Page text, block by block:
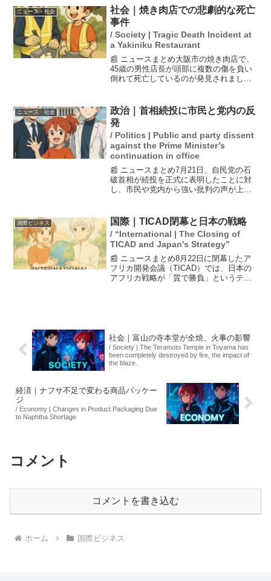
の住民は避難を促されており、和平案に
対する不満も高まってい...
ニュース・社会
社会｜焼き肉店での悲劇的な死亡
事件
/ Society | Tragic Death Incident at
a Yakiniku Restaurant
📰 ニュースまとめ大阪市の焼き肉店で、
45歳の男性店長が頭部に複数の傷を負い
倒れて死亡しているのが発見されまし
を調査しています。この事件は地域に衝
撃を与えており、詳細...
ニュース・社会
政治｜首相続投に市民と党内の反
発
/ Politics | Public and party dissent
against the Prime Minister’s
continuation in office
📰 ニュースまとめ7月21日、自民党の石
破首相が続投を正式に表明したことに対
し、市民や党内から強い批判の声が上が
党・河野太郎氏は森山幹事長に辞任を要
求する事態となった。...
国際ビジネス 国際｜TICAD閉幕と日本の戦略
/ “International | The Closing of
TICAD and Japan’s Strategy”
📰 ニュースまとめ8月22日に閉幕したア
フリカ開発会議（TICAD）では、日本の
アフリカ戦略が「質で勝負」というテー
社会｜富山の寺本堂が全焼、火事の影響
/ Society | The Teramoto Temple in Toyama has
been completely destroyed by fire, the impact of
the blaze.
経済｜ナフサ不足で変わる商品パッケー
ジ
/ Economy | Changes in Product Packaging Due
to Naphtha Shortage
コメント
コメントを書き込む
ホーム 国際ビジネス